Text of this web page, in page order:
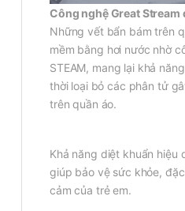
Công nghệ Great Stream
Những vết bẩn bám trên
mềm bằng hơi nước nhờ
STEAM, mang lại khả
thời loại bỏ các phân tử
trên quần áo.
Khả năng diệt khuẩn hiệu
giúp bảo vệ sức khỏe,
cảm của trẻ em.